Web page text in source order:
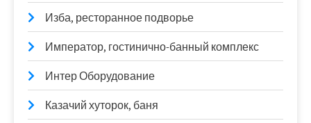
Изба, ресторанное подворье
Император, гостинично-банный комплекс
Интер Оборудование
Казачий хуторок, баня